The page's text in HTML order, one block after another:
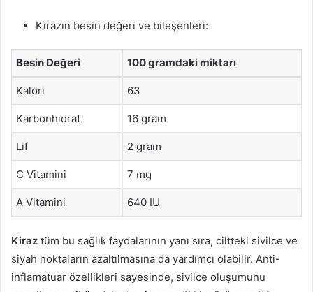
Kirazın besin değeri ve bileşenleri:
Besin Değeri 100 gramdaki miktarı
Kalori 63
Karbonhidrat 16 gram
Lif 2 gram
C Vitamini 7 mg
A Vitamini 640 IU
Kiraz tüm bu sağlık faydalarının yanı sıra, ciltteki sivilce ve
siyah noktaların azaltılmasına da yardımcı olabilir. Anti-
inflamatuar özellikleri sayesinde, sivilce oluşumunu